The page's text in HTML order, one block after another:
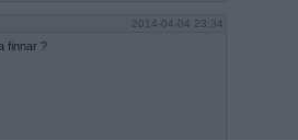
2014-04-04 23:34
finnar ?